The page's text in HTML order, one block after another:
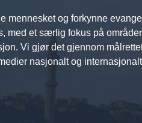
mennesket og forkynne
med et særlig fokus på
Vi gjør det gjennom
nasjonalt og